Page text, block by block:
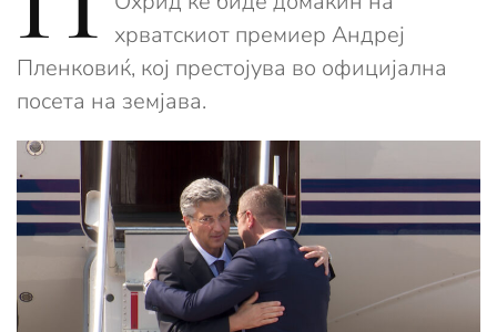
хрватскиот премиер Андреј
Пленковиќ, кој престојува во официјална
посета на земјава.